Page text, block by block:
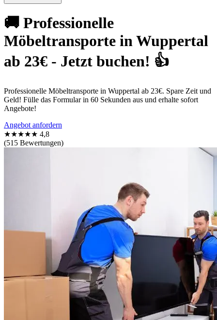
🚚 Professionelle
Möbeltransporte in Wuppertal
ab 23€ - Jetzt buchen! 👍
Professionelle Möbeltransporte in Wuppertal ab 23€. Spare Zeit und
Geld! Fülle das Formular in 60 Sekunden aus und erhalte sofort
Angebote!
Angebot anfordern
★★★★★ 4,8
(515 Bewertungen)